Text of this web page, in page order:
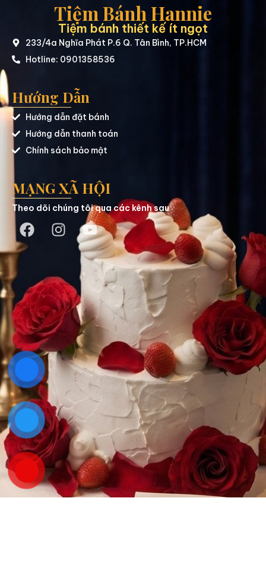
Tiệm Bánh Hannie
Tiệm bánh thiết kế ít ngọt
233/4a Nghĩa Phát P.6 Q. Tân Bình, TP.HCM
Hotline: 0901358536
Hướng Dẫn
Hướng dẫn đặt bánh
Hướng dẫn thanh toán
Chính sách bảo mật
MẠNG XÃ HỘI
Theo dõi chúng tôi qua các kênh sau